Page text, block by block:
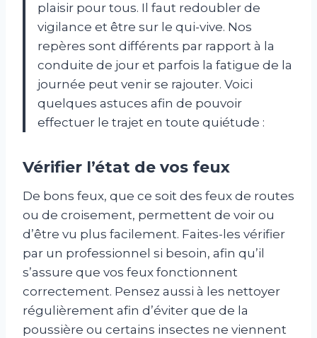
plaisir pour tous. Il faut redoubler de
vigilance et être sur le qui-vive. Nos
repères sont différents par rapport à la
conduite de jour et parfois la fatigue de la
journée peut venir se rajouter. Voici
quelques astuces afin de pouvoir
effectuer le trajet en toute quiétude :
Vérifier l’état de vos feux
De bons feux, que ce soit des feux de routes
ou de croisement, permettent de voir ou
d’être vu plus facilement. Faites-les vérifier
par un professionnel si besoin, afin qu’il
s’assure que vos feux fonctionnent
correctement. Pensez aussi à les nettoyer
régulièrement afin d’éviter que de la
poussière ou certains insectes ne viennent